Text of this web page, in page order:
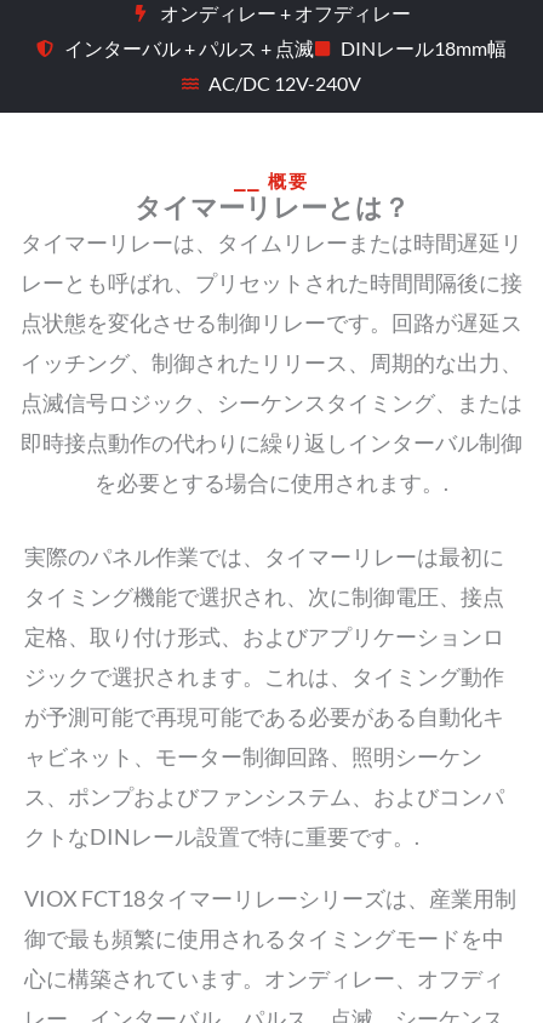
オンディレー + オフディレー
インターバル + パルス + 点滅
DINレール18mm幅
AC/DC 12V-240V
⎯⎯ 概要
タイマーリレーとは？
タイマーリレーは、タイムリレーまたは時間遅延リ
レーとも呼ばれ、プリセットされた時間間隔後に接
点状態を変化させる制御リレーです。回路が遅延ス
イッチング、制御されたリリース、周期的な出力、
点滅信号ロジック、シーケンスタイミング、または
即時接点動作の代わりに繰り返しインターバル制御
を必要とする場合に使用されます。.
実際のパネル作業では、タイマーリレーは最初に
タイミング機能で選択され、次に制御電圧、接点
定格、取り付け形式、およびアプリケーションロ
ジックで選択されます。これは、タイミング動作
が予測可能で再現可能である必要がある自動化キ
ャビネット、モーター制御回路、照明シーケン
ス、ポンプおよびファンシステム、およびコンパ
クトなDINレール設置で特に重要です。.
VIOX FCT18タイマーリレーシリーズは、産業用制
御で最も頻繁に使用されるタイミングモードを中
心に構築されています。オンディレー、オフディ